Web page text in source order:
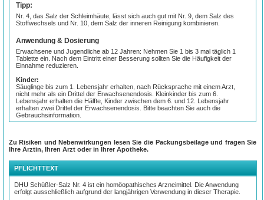
Tipp:
Nr. 4, das Salz der Schleimhäute, lässt sich auch gut mit Nr. 9, dem Salz des
Stoffwechsels und Nr. 10, dem Salz der inneren Reinigung kombinieren.
Anwendung & Dosierung
Erwachsene und Jugendliche ab 12 Jahren: Nehmen Sie 1 bis 3 mal täglich 1
Tablette ein. Nach dem Eintritt einer Besserung sollten Sie die Häufigkeit der
Einnahme reduzieren.
Kinder:
Säuglinge bis zum 1. Lebensjahr erhalten, nach Rücksprache mit einem Arzt,
nicht mehr als ein Drittel der Erwachsenendosis. Kleinkinder bis zum 6.
Lebensjahr erhalten die Hälfte, Kinder zwischen dem 6. und 12. Lebensjahr
erhalten zwei Drittel der Erwachsenendosis. Bitte beachten Sie auch die
Gebrauchsinformation.
Tabletten im Mund zergehen lassen. Sie sollten die Tabletten eine halbe Stunde
vor oder nach dem Essen einnehmen und sie vorzugsweise langsam im Mund
Mundschleimhaut aufgenommen werden. Bei kleinen Kindern empfiehlt es sich,
die Tablette vor der Einnahme in etwas Wasser aufzulösen.
Auch homöopathische Arzneimittel sollten ohne ärztlichen Rat nicht über längere
Zeit angewendet werden.
Zu Risiken und Nebenwirkungen lesen Sie die Packungsbeilage und fragen Sie
Ihre Ärztin, Ihren Arzt oder in Ihrer Apotheke.
PFLICHTTEXT
DHU Schüßler-Salz Nr. 4 ist ein homöopathisches Arzneimittel. Die Anwendung
erfolgt ausschließlich aufgrund der langjährigen Verwendung in dieser Therapie.